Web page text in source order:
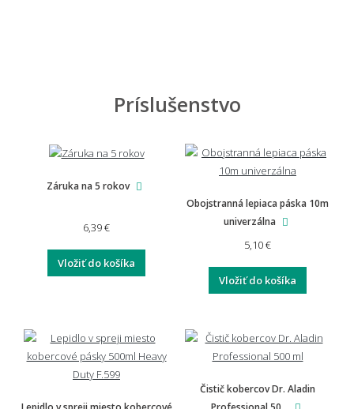
📏 Na mieru, doprava a záruka
Môžem si nechať rohož vyrobiť na mieru?
Aká je záruka na rohože a predložky?
Príslušenstvo
Záruka na 5 rokov
6,39 €
Vložiť do košíka
Obojstranná lepiaca páska 10m
univerzálna
5,10 €
Vložiť do košíka
Čistič kobercov Dr. Aladin